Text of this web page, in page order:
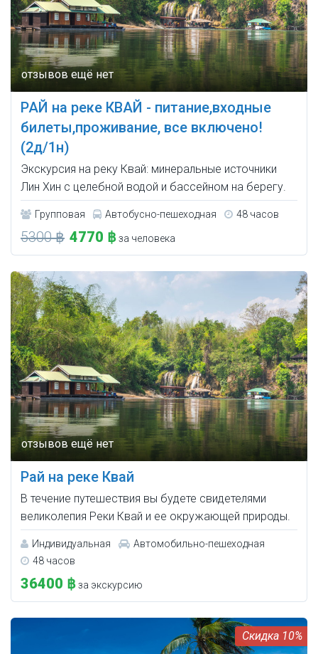
РАЙ на реке КВАЙ - питание,входные
билеты,проживание, все включено!
(2д/1н)
Экскурсия на реку Квай: минеральные источники
Лин Хин с целебной водой и бассейном на берегу.
Групповая Автобусно-пешеходная 48 часов
5300 ฿ 4770 ฿за человека
Рай на реке Квай
В течение путешествия вы будете свидетелями
великолепия Реки Квай и ее окружающей природы.
Индивидуальная
Автомобильно-пешеходная
48 часов
36400 ฿за экскурсию
10%